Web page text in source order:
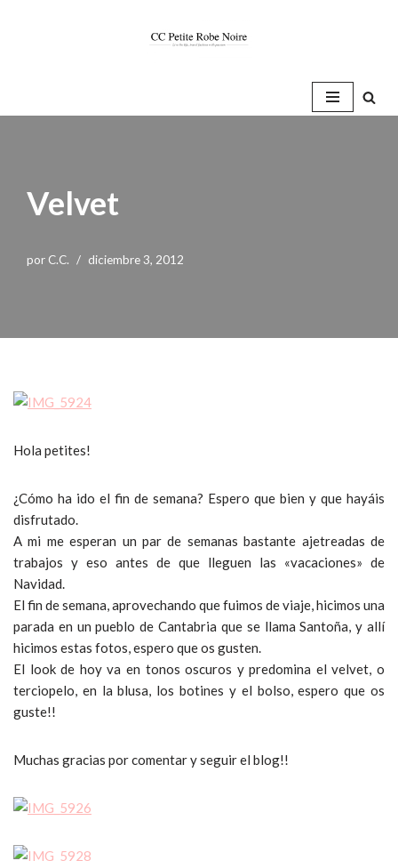
Velvet
por C.C. diciembre 3, 2012
Hola petites!
¿Cómo ha ido el fin de semana? Espero que bien y que hayáis
disfrutado.
A mi me esperan un par de semanas bastante ajetreadas de
trabajos y eso antes de que lleguen las «vacaciones» de
Navidad.
El fin de semana, aprovechando que fuimos de viaje, hicimos una
parada en un pueblo de Cantabria que se llama Santoña, y allí
hicimos estas fotos, espero que os gusten.
El look de hoy va en tonos oscuros y predomina el velvet, o
terciopelo, en la blusa, los botines y el bolso, espero que os
guste!!
Muchas gracias por comentar y seguir el blog!!